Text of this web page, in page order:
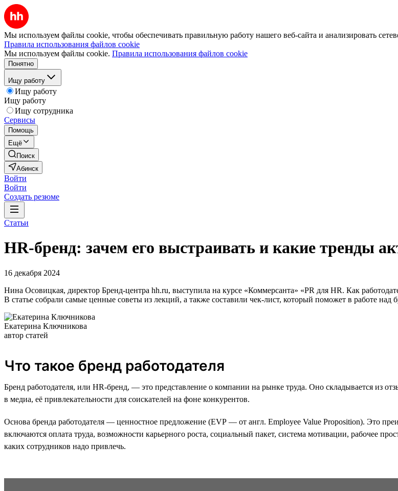
Мы используем файлы cookie, чтобы обеспечивать правильную работу нашего веб-сайта и анализировать
Правила использования файлов cookie
Мы используем файлы cookie. Правила использования файлов cookie
Понятно
Ищу работу
Ищу работу
Ищу работу
Ищу сотрудника
Сервисы
Помощь
Ещё
Поиск
Абинск
Войти
Войти
Создать резюме
Статьи
HR-бренд: зачем его выстраивать и какие тренды
16 декабря 2024
Нина Осовицкая, директор Бренд-центра hh.ru, выступила на курсе «Коммерсанта» «PR для HR. Как
В статье собрали самые ценные советы из лекций, а также составили чек-лист, который поможет в работе
Екатерина Ключникова
автор статей
Что такое бренд работодателя
Бренд работодателя, или HR-бренд, — это представление о компании на рынке труда. Оно складывается из
в медиа, её привлекательности для соискателей на фоне конкурентов.
Основа бренда работодателя — ценностное предложение (EVP — от англ. Employee Value Proposition). Это
включаются оплата труда, возможности карьерного роста, социальный пакет, система мотивации, рабочее
каких сотрудников надо привлечь.